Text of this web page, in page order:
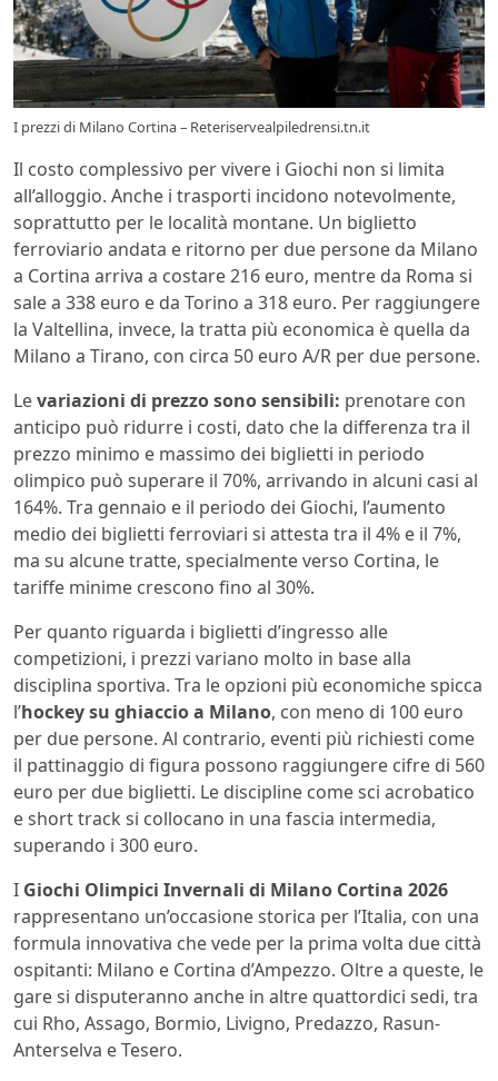
I prezzi di Milano Cortina – Reteriservealpiledrensi.tn.it
Il costo complessivo per vivere i Giochi non si limita
all’alloggio. Anche i trasporti incidono notevolmente,
soprattutto per le località montane. Un biglietto
ferroviario andata e ritorno per due persone da Milano
a Cortina arriva a costare 216 euro, mentre da Roma si
sale a 338 euro e da Torino a 318 euro. Per raggiungere
la Valtellina, invece, la tratta più economica è quella da
Milano a Tirano, con circa 50 euro A/R per due persone.
Levariazioni di prezzo sono sensibili: prenotare con
anticipo può ridurre i costi, dato che la differenza tra il
prezzo minimo e massimo dei biglietti in periodo
olimpico può superare il 70%, arrivando in alcuni casi al
164%. Tra gennaio e il periodo dei Giochi, l’aumento
medio dei biglietti ferroviari si attesta tra il 4% e il 7%,
ma su alcune tratte, specialmente verso Cortina, le
tariffe minime crescono fino al 30%.
Per quanto riguarda i biglietti d’ingresso alle
competizioni, i prezzi variano molto in base alla
disciplina sportiva. Tra le opzioni più economiche spicca
l’hockey su ghiaccio a Milano, con meno di 100 euro
per due persone. Al contrario, eventi più richiesti come
il pattinaggio di figura possono raggiungere cifre di 560
euro per due biglietti. Le discipline come sci acrobatico
e short track si collocano in una fascia intermedia,
superando i 300 euro.
I Giochi Olimpici Invernali di Milano Cortina 2026
rappresentano un’occasione storica per l’Italia, con una
formula innovativa che vede per la prima volta due città
ospitanti: Milano e Cortina d’Ampezzo. Oltre a queste, le
gare si disputeranno anche in altre quattordici sedi, tra
cui Rho, Assago, Bormio, Livigno, Predazzo, Rasun-
Anterselva e Tesero.